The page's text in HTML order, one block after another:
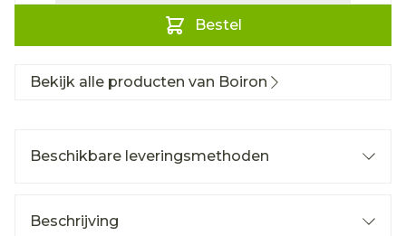
Bestel
Bekijk alle producten van Boiron
Beschikbare leveringsmethoden
Beschrijving